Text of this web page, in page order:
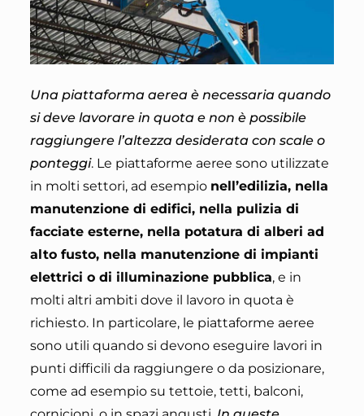
Una piattaforma aerea è necessaria quando
si deve lavorare in quota e non è possibile
raggiungere l’altezza desiderata con scale o
ponteggi. Le piattaforme aeree sono utilizzate
in molti settori, ad esempio nell’edilizia, nella
manutenzione di edifici, nella pulizia di
facciate esterne, nella potatura di alberi ad
alto fusto, nella manutenzione di impianti
elettrici o di illuminazione pubblica, e in
molti altri ambiti dove il lavoro in quota è
richiesto. In particolare, le piattaforme aeree
sono utili quando si devono eseguire lavori in
punti difficili da raggiungere o da posizionare,
come ad esempio su tettoie, tetti, balconi,